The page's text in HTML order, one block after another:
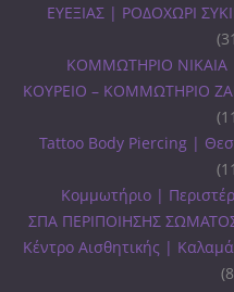
ΕΥΕΞΙΑΣ | ΡΟΔΟΧΩΡΙ
ΚΟΜΜΩΤΗΡΙΟ ΝΙΚΑΙΑ |
ΚΟΥΡΕΙΟ – ΚΟΜΜΩΤΗΡΙΟ
Tattoo Body Piercing |
Κομμωτήριο |
ΣΠΑ ΠΕΡΙΠΟΙΗΣΗΣ
Κέντρο Αισθητικής |